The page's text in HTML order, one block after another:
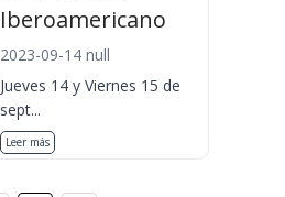
Iberoamericano
2023-09-14 null
Jueves 14 y Viernes 15 de
sept...
Leer más